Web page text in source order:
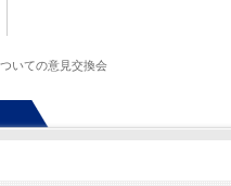
いての意見交換会